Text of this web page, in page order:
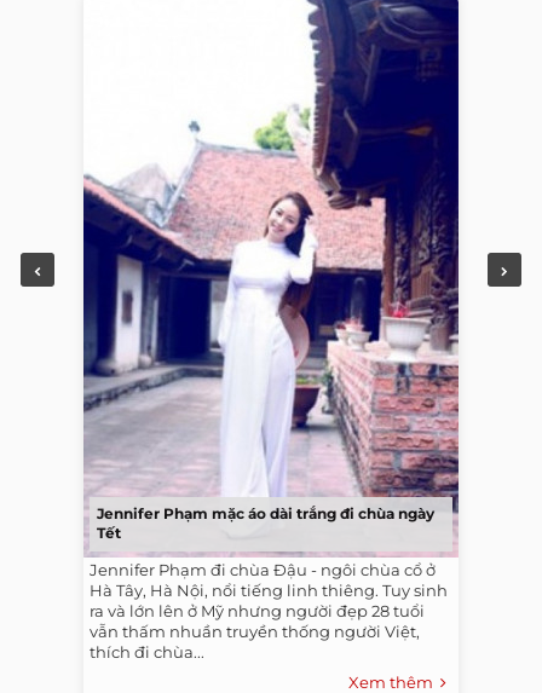
Jennifer Phạm mặc áo dài trắng đi chùa ngày
Tết
Jennifer Phạm đi chùa Đậu - ngôi chùa cổ ở
Hà Tây, Hà Nội, nổi tiếng linh thiêng. Tuy sinh
ra và lớn lên ở Mỹ nhưng người đẹp 28 tuổi
vẫn thấm nhuần truyền thống người Việt,
thích đi chùa...
Xem thêm